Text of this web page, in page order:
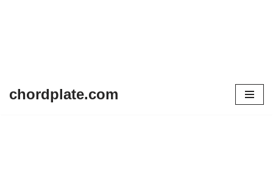
chordplate.com